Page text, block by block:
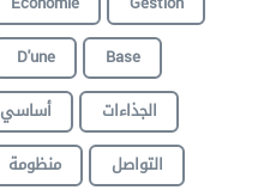
D'une
Base
أساسي
الجذاءات
منظومة
التواصل